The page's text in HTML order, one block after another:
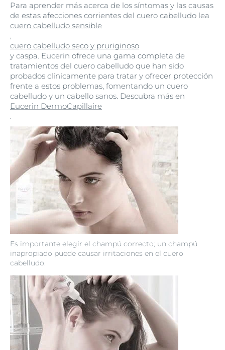
Es importante elegir el champú correcto; un champú
inapropiado puede causar irritaciones en el cuero
cabelludo.
Para aprender más acerca de los síntomas y las causas
de estas afecciones corrientes del cuero cabelludo lea
cuero cabelludo sensible
,
cuero cabelludo seco y pruriginoso
y caspa. Eucerin ofrece una gama completa de
tratamientos del cuero cabelludo que han sido
probados clínicamente para tratar y ofrecer protección
frente a estos problemas, fomentando un cuero
cabelludo y un cabello sanos. Descubra más en
Eucerin DermoCapillaire
.